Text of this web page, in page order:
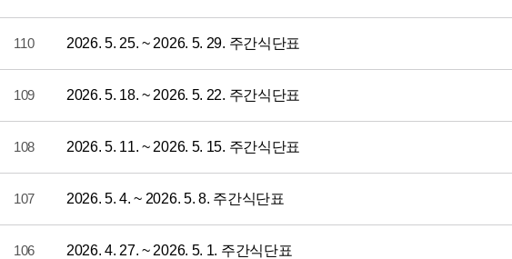
110 2026. 5. 25. ~ 2026. 5. 29. 주간식단표
109 2026. 5. 18. ~ 2026. 5. 22. 주간식단표
108 2026. 5. 11. ~ 2026. 5. 15. 주간식단표
107 2026. 5. 4. ~ 2026. 5. 8. 주간식단표
106 2026. 4. 27. ~ 2026. 5. 1. 주간식단표